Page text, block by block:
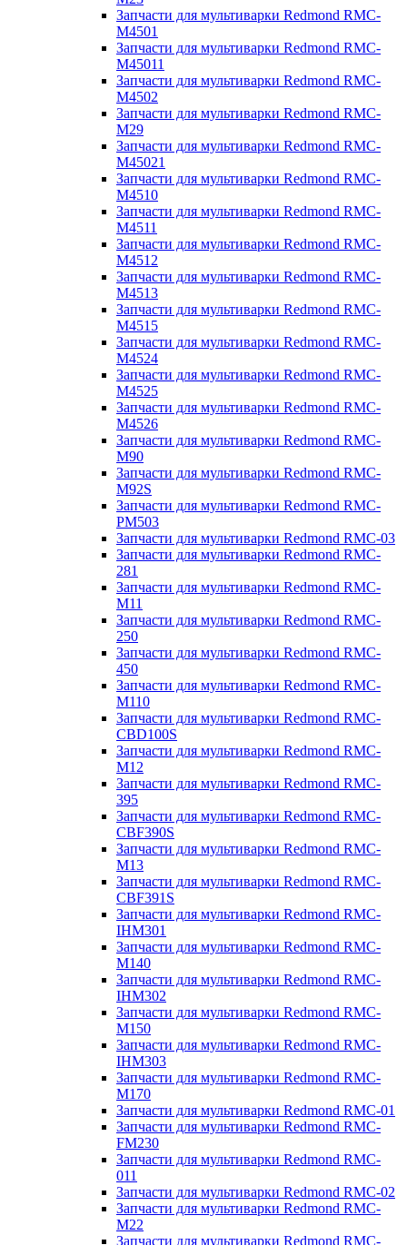
Запчасти для мультиварки Redmond RMC-
M4501
Запчасти для мультиварки Redmond RMC-
M45011
Запчасти для мультиварки Redmond RMC-
M4502
Запчасти для мультиварки Redmond RMC-
M29
Запчасти для мультиварки Redmond RMC-
M45021
Запчасти для мультиварки Redmond RMC-
M4510
Запчасти для мультиварки Redmond RMC-
M4511
Запчасти для мультиварки Redmond RMC-
M4512
Запчасти для мультиварки Redmond RMC-
M4513
Запчасти для мультиварки Redmond RMC-
M4515
Запчасти для мультиварки Redmond RMC-
M4524
Запчасти для мультиварки Redmond RMC-
M4525
Запчасти для мультиварки Redmond RMC-
M4526
Запчасти для мультиварки Redmond RMC-
M90
Запчасти для мультиварки Redmond RMC-
M92S
Запчасти для мультиварки Redmond RMC-
PM503
Запчасти для мультиварки Redmond RMC-03
Запчасти для мультиварки Redmond RMC-
281
Запчасти для мультиварки Redmond RMC-
M11
Запчасти для мультиварки Redmond RMC-
250
Запчасти для мультиварки Redmond RMC-
450
Запчасти для мультиварки Redmond RMC-
M110
Запчасти для мультиварки Redmond RMC-
CBD100S
Запчасти для мультиварки Redmond RMC-
M12
Запчасти для мультиварки Redmond RMC-
395
Запчасти для мультиварки Redmond RMC-
CBF390S
Запчасти для мультиварки Redmond RMC-
M13
Запчасти для мультиварки Redmond RMC-
CBF391S
Запчасти для мультиварки Redmond RMC-
IHM301
Запчасти для мультиварки Redmond RMC-
M140
Запчасти для мультиварки Redmond RMC-
IHM302
Запчасти для мультиварки Redmond RMC-
M150
Запчасти для мультиварки Redmond RMC-
IHM303
Запчасти для мультиварки Redmond RMC-
M170
Запчасти для мультиварки Redmond RMC-01
Запчасти для мультиварки Redmond RMC-
FM230
Запчасти для мультиварки Redmond RMC-
011
Запчасти для мультиварки Redmond RMC-02
Запчасти для мультиварки Redmond RMC-
M22
Запчасти для мультиварки Redmond RMC-